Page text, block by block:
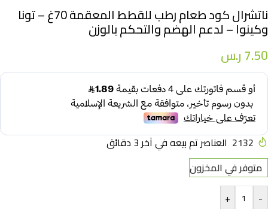
ناتشرال كود طعام رطب للقطط المعقمة 70غ – تونا
وكينوا – لدعم الهضم والتحكم بالوزن
7.50ر.س
2132 العناصر تم بيعه في آخر 3 دقائق
متوفر في المخزون
-
+